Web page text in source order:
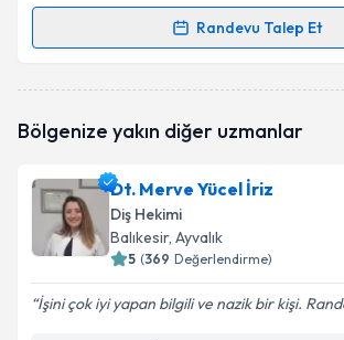
Randevu Talep Et
Randevu Takvimi Talebi
oluşturun. Size bu uzmandan randevu
E-posta Adresiniz
Kişisel verilerimin işlenmesine
Bölgenize yakın diğer uzmanlar
Dt. Merve Yücel İriz
Diş Hekimi
Balıkesir, Ayvalık
5 (369 Değerlendirme)
İşini çok iyi yapan bilgili ve nazik bir kişi.